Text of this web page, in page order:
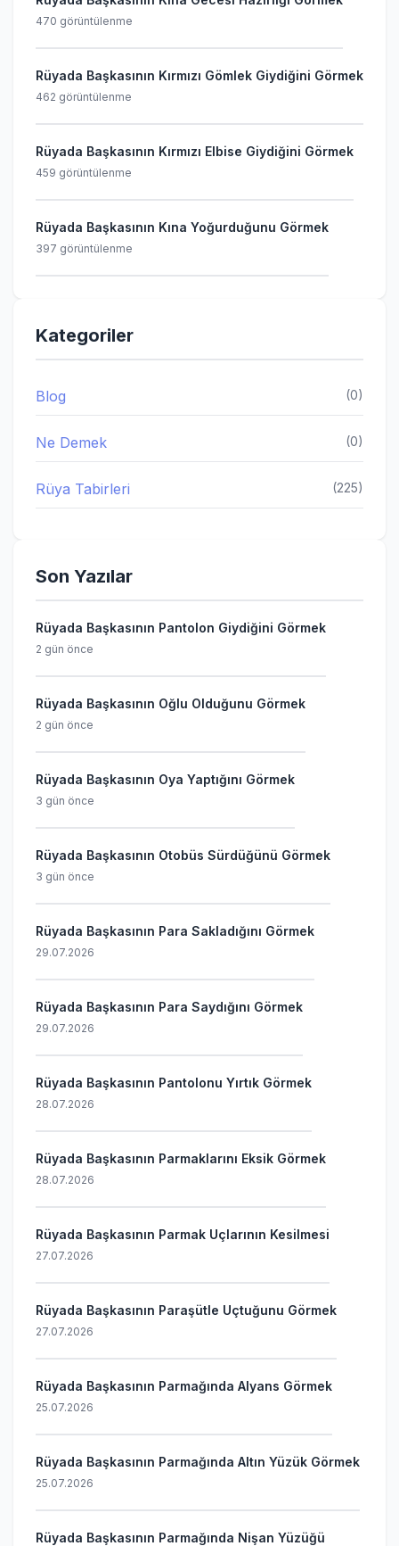
470 görüntülenme
Rüyada Başkasının Kırmızı Gömlek Giydiğini Görmek
462 görüntülenme
Rüyada Başkasının Kırmızı Elbise Giydiğini Görmek
459 görüntülenme
Rüyada Başkasının Kına Yoğurduğunu Görmek
397 görüntülenme
Kategoriler
Blog (0)
Ne Demek (0)
Rüya Tabirleri (225)
Son Yazılar
Rüyada Başkasının Pantolon Giydiğini Görmek
2 gün önce
Rüyada Başkasının Oğlu Olduğunu Görmek
2 gün önce
Rüyada Başkasının Oya Yaptığını Görmek
3 gün önce
Rüyada Başkasının Otobüs Sürdüğünü Görmek
3 gün önce
Rüyada Başkasının Para Sakladığını Görmek
29.07.2026
Rüyada Başkasının Para Saydığını Görmek
29.07.2026
Rüyada Başkasının Pantolonu Yırtık Görmek
28.07.2026
Rüyada Başkasının Parmaklarını Eksik Görmek
28.07.2026
Rüyada Başkasının Parmak Uçlarının Kesilmesi
27.07.2026
Rüyada Başkasının Paraşütle Uçtuğunu Görmek
27.07.2026
Rüyada Başkasının Parmağında Alyans Görmek
25.07.2026
Rüyada Başkasının Parmağında Altın Yüzük Görmek
25.07.2026
Rüyada Başkasının Parmağında Nişan Yüzüğü